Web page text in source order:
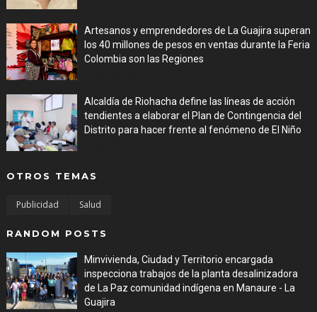
Artesanos y emprendedores de La Guajira superan
los 40 millones de pesos en ventas durante la Feria
Colombia son las Regiones
Alcaldía de Riohacha define las líneas de acción
tendientes a elaborar el Plan de Contingencia del
Distrito para hacer frente al fenómeno de El Niño
OTROS TEMAS
Publicidad Salud
RANDOM POSTS
Minvivienda, Ciudad y Territorio encargada
inspecciona trabajos de la planta desalinizadora
de La Paz comunidad indígena en Manaure - La
Guajira